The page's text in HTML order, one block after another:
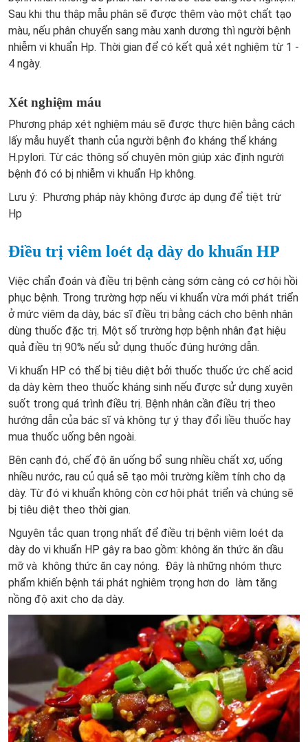
Sau khi thu thập mẫu phân sẽ được thêm vào một chất tạo
màu, nếu phân chuyển sang màu xanh dương thì người bệnh
nhiễm vi khuẩn Hp. Thời gian để có kết quả xét nghiệm từ 1 -
4 ngày.
Xét nghiệm máu
Phương pháp xét nghiệm máu sẽ được thực hiện bằng cách
lấy mẫu huyết thanh của người bệnh đo kháng thể kháng
H.pylori. Từ các thông số chuyên môn giúp xác định người
bệnh đó có bị nhiễm vi khuẩn Hp không.
Lưu ý: Phương pháp này không được áp dụng để tiệt trừ
Hp
Điều trị viêm loét dạ dày do khuẩn HP
Việc chẩn đoán và điều trị bệnh càng sớm càng có cơ hội hồi
phục bệnh. Trong trường hợp nếu vi khuẩn vừa mới phát triển
ở mức viêm dạ dày, bác sĩ điều trị bằng cách cho bệnh nhân
dùng thuốc đặc trị. Một số trường hợp bệnh nhân đạt hiệu
quả điều trị 90% nếu sử dụng thuốc đúng hướng dẫn.
Vi khuẩn HP có thể bị tiêu diệt bởi thuốc thuốc ức chế acid
dạ dày kèm theo thuốc kháng sinh nếu được sử dụng xuyên
suốt trong quá trình điều trị. Bệnh nhân cần điều trị theo
hướng dẫn của bác sĩ và không tự ý thay đổi liều thuốc hay
mua thuốc uống bên ngoài.
Bên cạnh đó, chế độ ăn uống bổ sung nhiều chất xơ, uống
nhiều nước, rau củ quả sẽ tạo môi trường kiềm tính cho dạ
dày. Từ đó vi khuẩn không còn cơ hội phát triển và chúng sẽ
bị tiêu diệt theo thời gian.
Nguyên tắc quan trọng nhất để điều trị bệnh viêm loét dạ
dày do vi khuẩn HP gây ra bao gồm: không ăn thức ăn dầu
mỡ và không thức ăn cay nóng. Đây là những nhóm thực
phẩm khiến bệnh tái phát nghiêm trọng hơn do làm tăng
nồng độ axit cho dạ dày.